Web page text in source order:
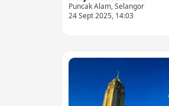
Puncak Alam, Selangor
24 Sept 2025, 14:03